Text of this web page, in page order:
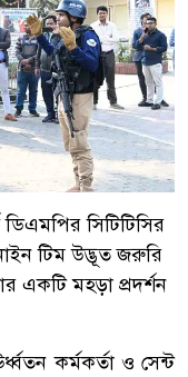
ডিএমপির সিটিটিসির
টিম উদ্ভূত জরুরি
একটি মহড়া প্রদর্শন
কর্মকর্তা ও সেন্ট